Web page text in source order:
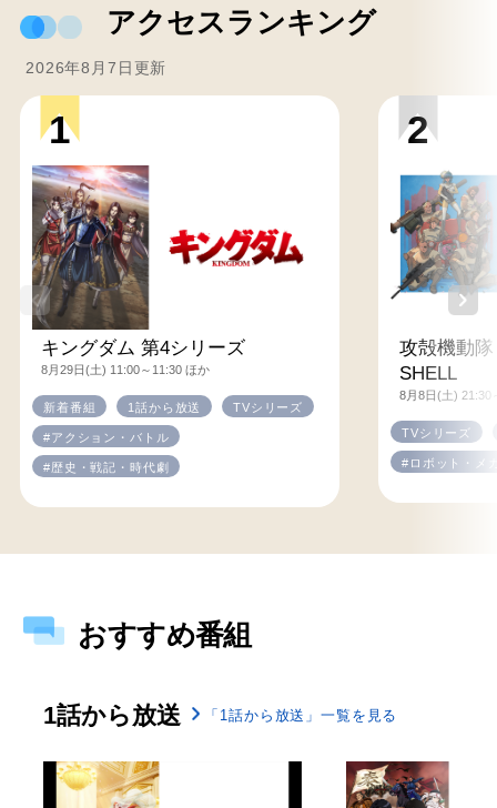
アクセスランキング
2026年8月7日更新
1
キングダム 第4シリーズ
8月29日(土) 11:00～11:30 ほか
新着番組 1話から放送 TVシリーズ
#アクション・バトル
#歴史・戦記・時代劇
2
攻殻機動
SHELL
8月8日(土) 21:30
TVシリーズ
#ロボット・メ
おすすめ番組
1話から放送 「1話から放送」一覧を見る